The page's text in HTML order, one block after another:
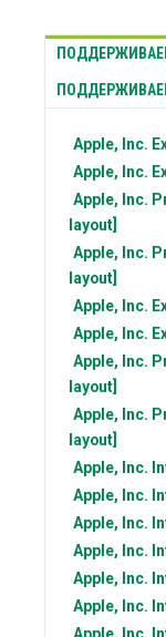
Apple, Inc.
Apple, Inc.
Apple, Inc.
layout]
Apple, Inc.
layout]
Apple, Inc.
Apple, Inc.
Apple, Inc.
layout]
Apple, Inc.
layout]
Apple, Inc.
Apple, Inc.
Apple, Inc.
Apple, Inc.
Apple, Inc.
Apple, Inc.